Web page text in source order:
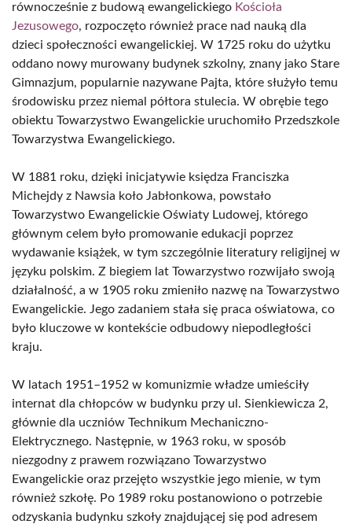
równocześnie z budową ewangelickiego Kościoła
Jezusowego, rozpoczęto również prace nad nauką dla
dzieci społeczności ewangelickiej. W 1725 roku do użytku
oddano nowy murowany budynek szkolny, znany jako Stare
Gimnazjum, popularnie nazywane Pajta, które służyło temu
środowisku przez niemal półtora stulecia. W obrębie tego
obiektu Towarzystwo Ewangelickie uruchomiło Przedszkole
Towarzystwa Ewangelickiego.
W 1881 roku, dzięki inicjatywie księdza Franciszka
Michejdy z Nawsia koło Jabłonkowa, powstało
Towarzystwo Ewangelickie Oświaty Ludowej, którego
głównym celem było promowanie edukacji poprzez
wydawanie książek, w tym szczególnie literatury religijnej w
języku polskim. Z biegiem lat Towarzystwo rozwijało swoją
działalność, a w 1905 roku zmieniło nazwę na Towarzystwo
Ewangelickie. Jego zadaniem stała się praca oświatowa, co
było kluczowe w kontekście odbudowy niepodległości
kraju.
W latach 1951–1952 w komunizmie władze umieściły
internat dla chłopców w budynku przy ul. Sienkiewicza 2,
głównie dla uczniów Technikum Mechaniczno-
Elektrycznego. Następnie, w 1963 roku, w sposób
niezgodny z prawem rozwiązano Towarzystwo
Ewangelickie oraz przejęto wszystkie jego mienie, w tym
również szkołę. Po 1989 roku postanowiono o potrzebie
odzyskania budynku szkoły znajdującej się pod adresem